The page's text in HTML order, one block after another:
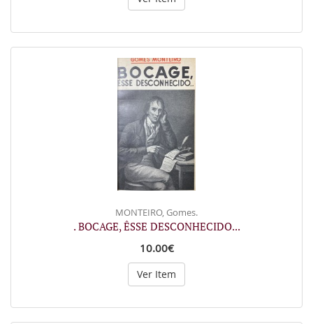
MONTEIRO, Gomes.
. BOCAGE, ÊSSE DESCONHECIDO...
10.00€
Ver Item